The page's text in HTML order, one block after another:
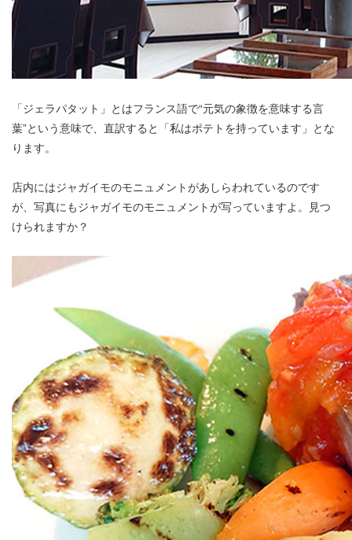
「ジェラパタット」とはフランス語で“元気の象徴を意味する言
葉”という意味で、直訳すると「私はポテトを持っています」とな
ります。
店内にはジャガイモのモニュメントがあしらわれているのです
が、写真にもジャガイモのモニュメントが写っていますよ。見つ
けられますか？